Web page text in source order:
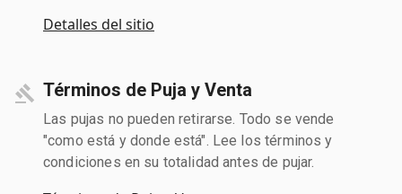
Detalles del sitio
Términos de Puja y Venta
Las pujas no pueden retirarse. Todo se vende
"como está y donde está". Lee los términos y
condiciones en su totalidad antes de pujar.